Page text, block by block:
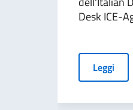
Desk ICE-
Leggi